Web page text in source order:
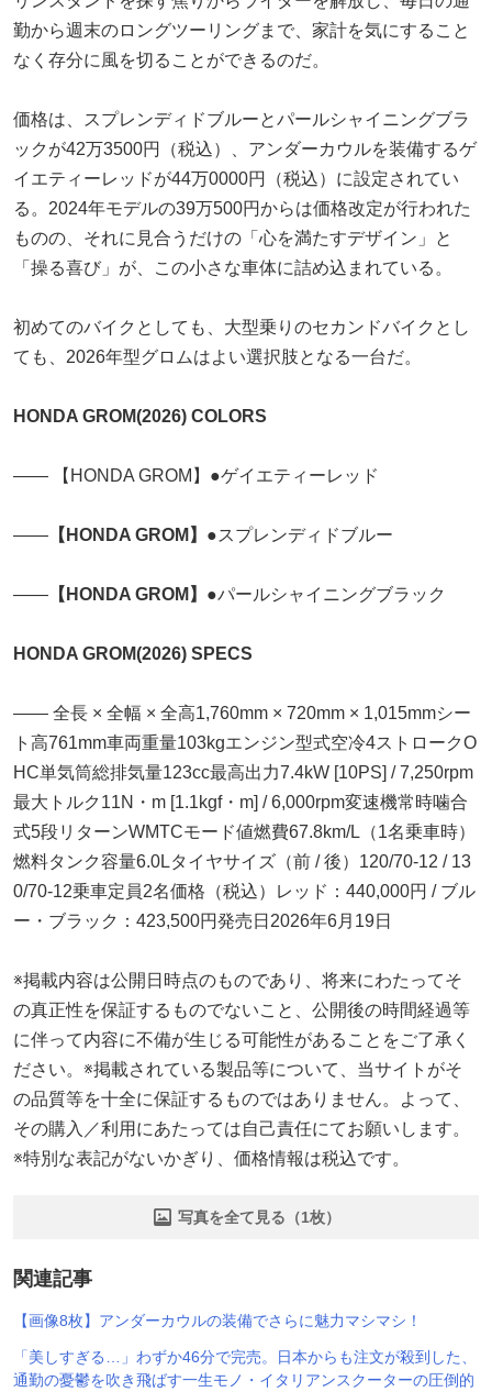
勤から週末のロングツーリングまで、家計を気にすること
なく存分に風を切ることができるのだ。
価格は、スプレンディドブルーとパールシャイニングブラ
ックが42万3500円（税込）、アンダーカウルを装備するゲ
イエティーレッドが44万0000円（税込）に設定されてい
る。2024年モデルの39万500円からは価格改定が行われた
ものの、それに見合うだけの「心を満たすデザイン」と
「操る喜び」が、この小さな車体に詰め込まれている。
初めてのバイクとしても、大型乗りのセカンドバイクとし
ても、2026年型グロムはよい選択肢となる一台だ。
HONDA GROM(2026) COLORS
―― 【HONDA GROM】●ゲイエティーレッド
―― 【HONDA GROM】 ●スプレンディドブルー
―― 【HONDA GROM】 ●パールシャイニングブラック
HONDA GROM(2026) SPECS
―― 全長 × 全幅 × 全高1,760mm × 720mm × 1,015mmシー
ト高761mm車両重量103kgエンジン型式空冷4ストロークO
HC単気筒総排気量123cc最高出力7.4kW [10PS] / 7,250rpm
最大トルク11N・m [1.1kgf・m] / 6,000rpm変速機常時噛合
式5段リターンWMTCモード値燃費67.8km/L（1名乗車時）
燃料タンク容量6.0Lタイヤサイズ（前 / 後）120/70-12 / 13
0/70-12乗車定員2名価格（税込）レッド：440,000円 / ブル
ー・ブラック：423,500円発売日2026年6月19日
※掲載内容は公開日時点のものであり、将来にわたってそ
の真正性を保証するものでないこと、公開後の時間経過等
に伴って内容に不備が生じる可能性があることをご了承く
ださい。※掲載されている製品等について、当サイトがそ
の品質等を十全に保証するものではありません。よって、
その購入／利用にあたっては自己責任にてお願いします。
※特別な表記がないかぎり、価格情報は税込です。
写真を全て見る（1枚）
関連記事
【画像8枚】アンダーカウルの装備でさらに魅力マシマシ！
「美しすぎる…」わずか46分で完売。日本からも注文が殺到した、
通勤の憂鬱を吹き飛ばす一生モノ・イタリアンスクーターの圧倒的